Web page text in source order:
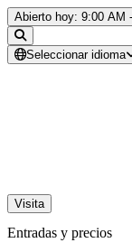
Saltar al contenido
Abierto hoy: 9:00 AM
Seleccionar idioma
Visita
Entradas y precios